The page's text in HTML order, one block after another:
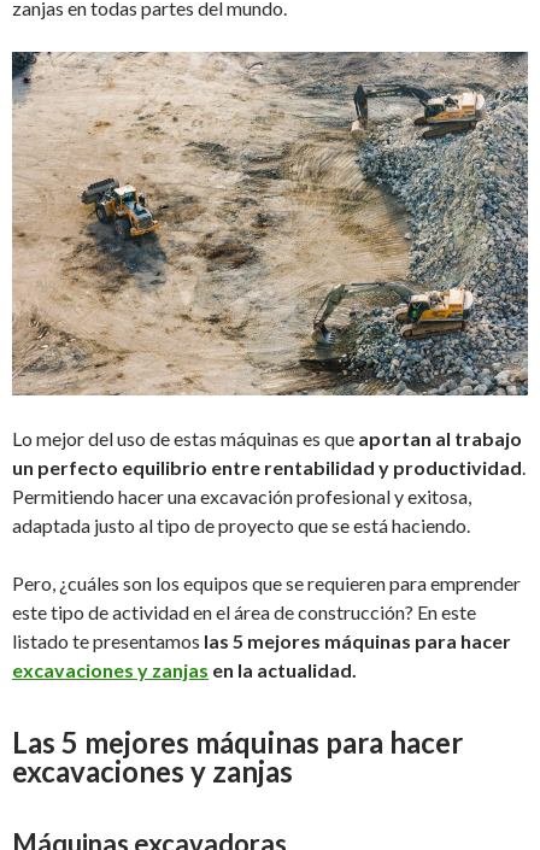
zanjas en todas partes del mundo.
Lo mejor del uso de estas máquinas es que aportan al trabajo
un perfecto equilibrio entre rentabilidad y productividad.
Permitiendo hacer una excavación profesional y exitosa,
adaptada justo al tipo de proyecto que se está haciendo.
Pero, ¿cuáles son los equipos que se requieren para emprender
este tipo de actividad en el área de construcción? En este
listado te presentamos las 5 mejores máquinas para hacer
excavaciones y zanjas en la actualidad.
Las 5 mejores máquinas para hacer
excavaciones y zanjas